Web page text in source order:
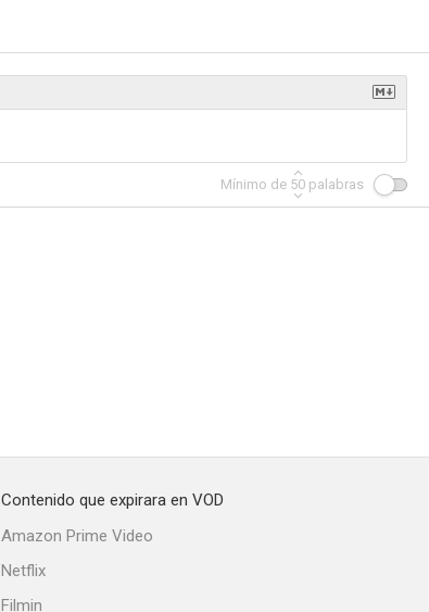
Mínimo de 50 palabras
Contenido que expirara en VOD
Amazon Prime Video
Netflix
Filmin